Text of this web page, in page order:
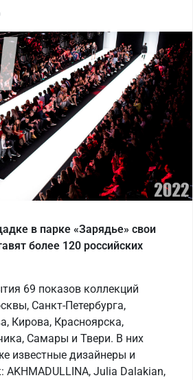
в парке «Зарядье» свои
более 120 российских
69 показов коллекций
Санкт-Петербурга,
Кирова, Красноярска,
Самары и Твери. В них
известные дизайнеры и
AKHMADULLINA, Julia Dalakian,